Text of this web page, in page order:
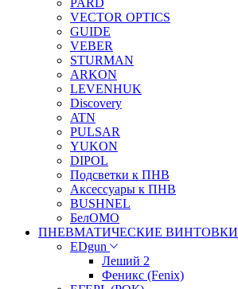
VECTOR OPTICS
GUIDE
VEBER
STURMAN
ARKON
LEVENHUK
Discovery
ATN
PULSAR
YUKON
DIPOL
Подсветки к ПНВ
Аксессуары к ПНВ
BUSHNEL
БелОМО
ПНЕВМАТИЧЕСКИЕ ВИНТОВКИ
EDgun
Леший 2
Феникс (Fenix)